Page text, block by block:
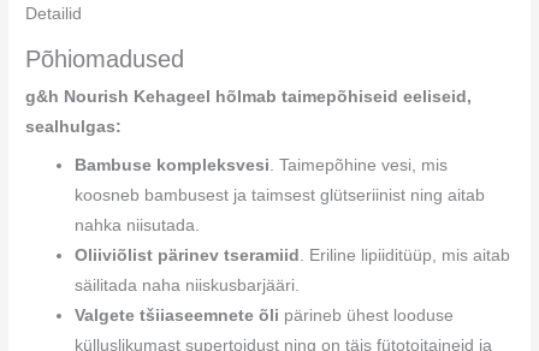
Detailid
Põhiomadused
g&h Nourish Kehageel hõlmab taimepõhiseid eeliseid,
sealhulgas:
Bambuse kompleksvesi . Taimepõhine vesi, mis
koosneb bambusest ja taimsest glütseriinist ning aitab
nahka niisutada.
Oliiviõlist pärinev tseramiid . Eriline lipiiditüüp, mis aitab
säilitada naha niiskusbarjääri.
Valgete tšiiaseemnete õli pärineb ühest looduse
külluslikumast supertoidust ning on täis fütotoitaineid ja